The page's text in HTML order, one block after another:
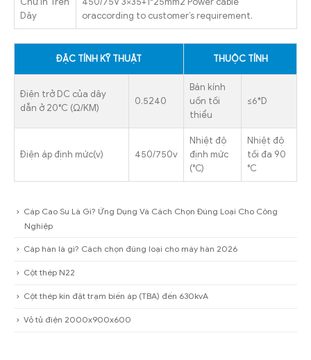
Dây
oraccording to customer’s requirement.
ĐẶC TÍNH KỸ THUẬT THUỘC TÍNH
Điện trở DC của dây
dẫn ở 20°C (Ω/KM)
0.5240
Bán kính
uốn tối
thiểu
≤6*D
Điện áp định mức(v) 450/750v
Nhiệt độ
định mức
(℃)
Nhiệt độ
tối đa 90
°C
Cáp Cao Su Là Gì? Ứng Dụng Và Cách Chọn Đúng Loại Cho Công
Nghiệp
Cáp hàn là gì? Cách chọn đúng loại cho máy hàn 2026
Cột thép N22
Cột thép kín đặt trạm biến áp (TBA) đến 630kvA
Vỏ tủ điện 2000x900x600